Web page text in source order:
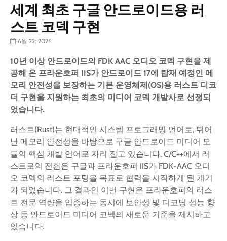
세계 최초 구글 안드로이드용 러
스트 코덱 구현
6월 22, 2026
10년 이상 안드로이드의 FDK AAC 오디오 코덱 구현을 제
공해 온 프라운호퍼 IIS가 안드로이드 17에 탑재 예정인 메
모리 안전성을 보장하는 기본 운영체제(OS)용 러스트 디코
더 구현을 지원하는 최초의 미디어 코덱 개발사로 선정되
었습니다.
러스트(Rust)는 현대적인 시스템 프로그래밍 언어로, 뛰어
난 메모리 안전성을 바탕으로 구글 안드로이드 미디어 모
듈의 핵심 개발 언어로 자리 잡고 있습니다. C/C++에서 러
스트로의 전환은 구글과 프라운호퍼 IIS가 FDK-AAC 오디
오 코덱의 러스트 포팅을 목표로 협력을 시작하게 된 계기
가 되었습니다. 그 결과인 이번 구현은 프라운호퍼의 러스
트 전문 역량을 입증하는 동시에 보안성 및 디코딩 성능 향
상 등 안드로이드 미디어 코덱의 새로운 기준을 제시하고
있습니다.